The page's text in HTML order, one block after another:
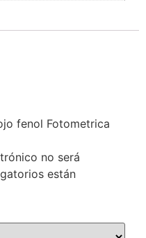
fenol Fotometrica
no será
están